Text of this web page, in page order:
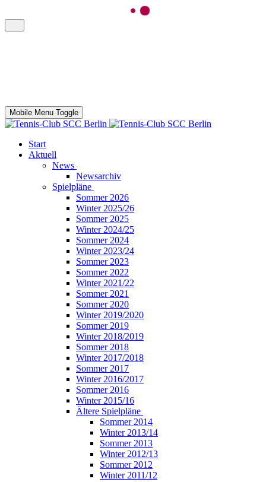
Mobile Menu Toggle
Start
Aktuell
News
Newsarchiv
Spielpläne
Sommer 2026
Winter 2025/26
Sommer 2025
Winter 2024/25
Sommer 2024
Winter 2023/24
Sommer 2023
Sommer 2022
Winter 2021/22
Sommer 2021
Sommer 2020
Winter 2019/2020
Sommer 2019
Winter 2018/2019
Sommer 2018
Winter 2017/2018
Sommer 2017
Winter 2016/2017
Sommer 2016
Winter 2015/16
Ältere Spielpläne
Sommer 2014
Winter 2013/14
Sommer 2013
Winter 2012/13
Sommer 2012
Winter 2011/12